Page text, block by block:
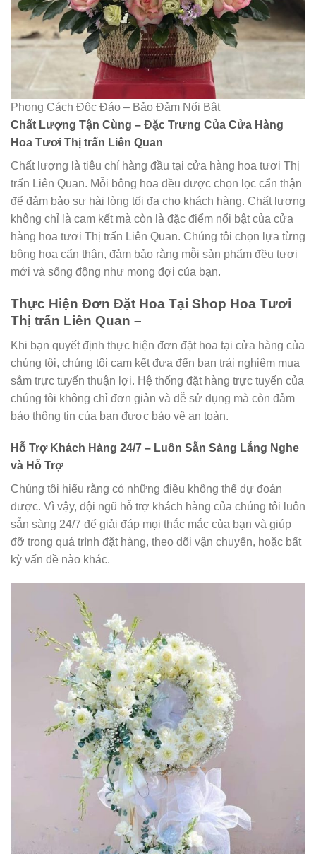
Phong Cách Độc Đáo – Bảo Đảm Nổi Bật
Chất Lượng Tận Cùng – Đặc Trưng Của Cửa Hàng
Hoa Tươi Thị trấn Liên Quan
Chất lượng là tiêu chí hàng đầu tại cửa hàng hoa tươi Thị
trấn Liên Quan. Mỗi bông hoa đều được chọn lọc cẩn thận
để đảm bảo sự hài lòng tối đa cho khách hàng. Chất lượng
không chỉ là cam kết mà còn là đặc điểm nổi bật của cửa
hàng hoa tươi Thị trấn Liên Quan. Chúng tôi chọn lựa từng
bông hoa cẩn thận, đảm bảo rằng mỗi sản phẩm đều tươi
mới và sống động như mong đợi của bạn.
Thực Hiện Đơn Đặt Hoa Tại Shop Hoa Tươi
Thị trấn Liên Quan –
Khi bạn quyết định thực hiện đơn đặt hoa tại cửa hàng của
chúng tôi, chúng tôi cam kết đưa đến bạn trải nghiệm mua
sắm trực tuyến thuận lợi. Hệ thống đặt hàng trực tuyến của
chúng tôi không chỉ đơn giản và dễ sử dụng mà còn đảm
bảo thông tin của bạn được bảo vệ an toàn.
Hỗ Trợ Khách Hàng 24/7 – Luôn Sẵn Sàng Lắng Nghe
và Hỗ Trợ
Chúng tôi hiểu rằng có những điều không thể dự đoán
được. Vì vậy, đội ngũ hỗ trợ khách hàng của chúng tôi luôn
sẵn sàng 24/7 để giải đáp mọi thắc mắc của bạn và giúp
đỡ trong quá trình đặt hàng, theo dõi vận chuyển, hoặc bất
kỳ vấn đề nào khác.